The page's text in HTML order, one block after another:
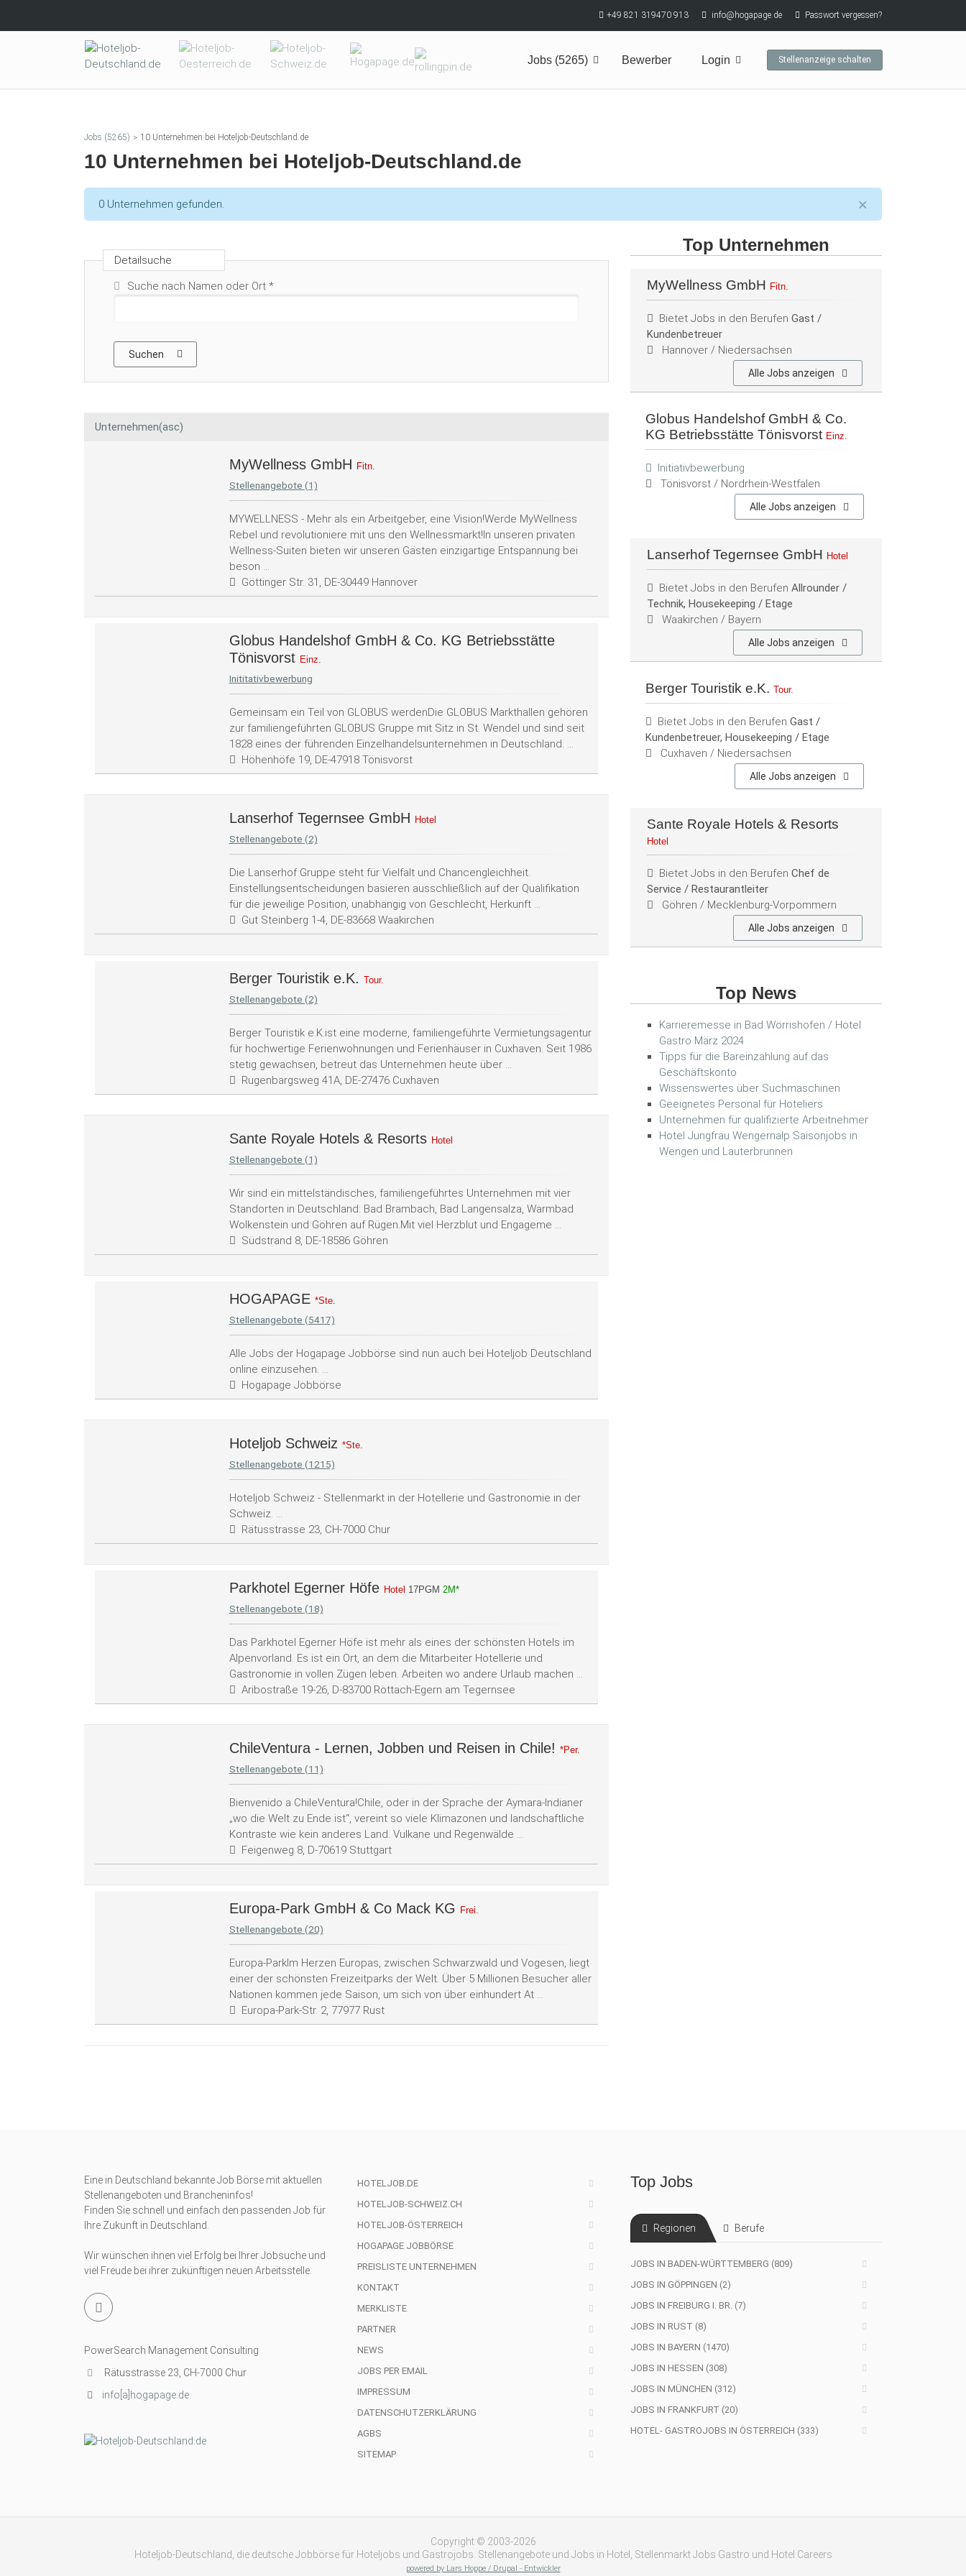
+49 821 319470 913 info@hogapage.de Passwort vergessen?
Jobs (5265) Bewerber Login Stellenanzeige schalten
Jobs (5265) 10 Unternehmen bei Hoteljob-Deutschland.de
10 Unternehmen bei Hoteljob-Deutschland.de
×
Informative message
0 Unternehmen gefunden.
Detailsuche
Suche nach Namen oder Ort *
Suchen
Unternehmen(asc)
MyWellness GmbH Fitn.
Stellenangebote (1)
MYWELLNESS - Mehr als ein Arbeitgeber, eine Vision!Werde MyWellness
Rebel und revolutioniere mit uns den Wellnessmarkt!In unseren privaten
Wellness-Suiten bieten wir unseren Gästen einzigartige Entspannung bei
beson ...
Göttinger Str. 31, DE-30449 Hannover
Globus Handelshof GmbH & Co. KG Betriebsstätte
Tönisvorst Einz.
Inititativbewerbung
Gemeinsam ein Teil von GLOBUS werdenDie GLOBUS Markthallen gehören
zur familiengeführten GLOBUS Gruppe mit Sitz in St. Wendel und sind seit
1828 eines der führenden Einzelhandelsunternehmen in Deutschland. ...
Höhenhöfe 19, DE-47918 Tönisvorst
Lanserhof Tegernsee GmbH Hotel
Stellenangebote (2)
Die Lanserhof Gruppe steht für Vielfalt und Chancengleichheit.
Einstellungsentscheidungen basieren ausschließlich auf der Qualifikation
für die jeweilige Position, unabhängig von Geschlecht, Herkunft ...
Gut Steinberg 1-4, DE-83668 Waakirchen
Berger Touristik e.K. Tour.
Stellenangebote (2)
Berger Touristik e.K.ist eine moderne, familiengeführte Vermietungsagentur
für hochwertige Ferienwohnungen und Ferienhäuser in Cuxhaven. Seit 1986
stetig gewachsen, betreut das Unternehmen heute über ...
Rugenbargsweg 41A, DE-27476 Cuxhaven
Sante Royale Hotels & Resorts Hotel
Stellenangebote (1)
Wir sind ein mittelständisches, familiengeführtes Unternehmen mit vier
Standorten in Deutschland: Bad Brambach, Bad Langensalza, Warmbad
Wolkenstein und Göhren auf Rügen.Mit viel Herzblut und Engageme ...
Südstrand 8, DE-18586 Göhren
HOGAPAGE *Ste.
Stellenangebote (5417)
Alle Jobs der Hogapage Jobbörse sind nun auch bei Hoteljob Deutschland
online einzusehen. ...
Hogapage Jobbörse
Hoteljob Schweiz *Ste.
Stellenangebote (1215)
Hoteljob Schweiz - Stellenmarkt in der Hotellerie und Gastronomie in der
Schweiz. ...
Rätusstrasse 23, CH-7000 Chur
Parkhotel Egerner Höfe Hotel 17PGM 2M*
Stellenangebote (18)
Das Parkhotel Egerner Höfe ist mehr als eines der schönsten Hotels im
Alpenvorland. Es ist ein Ort, an dem die Mitarbeiter Hotellerie und
Gastronomie in vollen Zügen leben. Arbeiten wo andere Urlaub machen ...
Aribostraße 19-26, D-83700 Rottach-Egern am Tegernsee
ChileVentura - Lernen, Jobben und Reisen in Chile! *Per.
Stellenangebote (11)
Bienvenido a ChileVentura!Chile, oder in der Sprache der Aymara-Indianer
„wo die Welt zu Ende ist“, vereint so viele Klimazonen und landschaftliche
Kontraste wie kein anderes Land. Vulkane und Regenwälde ...
Feigenweg 8, D-70619 Stuttgart
Europa-Park GmbH & Co Mack KG Frei.
Stellenangebote (20)
Europa-ParkIm Herzen Europas, zwischen Schwarzwald und Vogesen, liegt
einer der schönsten Freizeitparks der Welt. Über 5 Millionen Besucher aller
Nationen kommen jede Saison, um sich von über einhundert At ...
Europa-Park-Str. 2, 77977 Rust
Top Unternehmen
MyWellness GmbH Fitn.
Bietet Jobs in den Berufen Gast /
Kundenbetreuer
Hannover / Niedersachsen
Alle Jobs anzeigen
Globus Handelshof GmbH & Co.
KG Betriebsstätte Tönisvorst Einz.
Initiativbewerbung
Tönisvorst / Nordrhein-Westfalen
Alle Jobs anzeigen
Lanserhof Tegernsee GmbH Hotel
Bietet Jobs in den Berufen Allrounder /
Technik, Housekeeping / Etage
Waakirchen / Bayern
Alle Jobs anzeigen
Berger Touristik e.K. Tour.
Bietet Jobs in den Berufen Gast /
Kundenbetreuer, Housekeeping / Etage
Cuxhaven / Niedersachsen
Alle Jobs anzeigen
Sante Royale Hotels & Resorts
Hotel
Bietet Jobs in den Berufen Chef de
Service / Restaurantleiter
Göhren / Mecklenburg-Vorpommern
Alle Jobs anzeigen
Top News
Karrieremesse in Bad Wörrishofen / Hotel
Gastro März 2024
Tipps für die Bareinzahlung auf das
Geschäftskonto
Wissenswertes über Suchmaschinen
Geeignetes Personal für Hoteliers
Unternehmen für qualifizierte Arbeitnehmer
Hotel Jungfrau Wengernalp Saisonjobs in
Wengen und Lauterbrunnen
Eine in Deutschland bekannte Job Börse mit aktuellen
Stellenangeboten und Brancheninfos!
Finden Sie schnell und einfach den passenden Job für
Ihre Zukunft in Deutschland.
Wir wünschen ihnen viel Erfolg bei Ihrer Jobsuche und
viel Freude bei ihrer zukünftigen neuen Arbeitsstelle.
PowerSearch Management Consulting
Rätusstrasse 23, CH-7000 Chur
info[a]hogapage.de
HOTELJOB.DE
HOTELJOB-SCHWEIZ.CH
HOTELJOB-ÖSTERREICH
HOGAPAGE JOBBÖRSE
PREISLISTE UNTERNEHMEN
KONTAKT
MERKLISTE
PARTNER
NEWS
JOBS PER EMAIL
IMPRESSUM
DATENSCHUTZERKLÄRUNG
AGBS
SITEMAP
Top Jobs
Regionen Berufe
JOBS IN BADEN-WÜRTTEMBERG (809)
JOBS IN GÖPPINGEN (2)
JOBS IN FREIBURG I. BR. (7)
JOBS IN RUST (8)
JOBS IN BAYERN (1470)
JOBS IN HESSEN (308)
JOBS IN MÜNCHEN (312)
JOBS IN FRANKFURT (20)
HOTEL- GASTROJOBS IN ÖSTERREICH (333)
Copyright © 2003-2026
Hoteljob-Deutschland, die deutsche Jobbörse für Hoteljobs und Gastrojobs. Stellenangebote und Jobs in Hotel, Stellenmarkt Jobs Gastro und Hotel Careers
powered by Lars Hoppe / Drupal - Entwickler